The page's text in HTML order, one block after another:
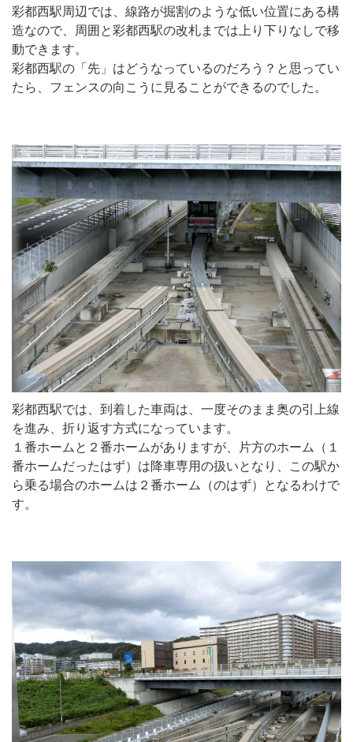
彩都西駅周辺では、線路が掘割のような低い位置にある構
造なので、周囲と彩都西駅の改札までは上り下りなしで移
動できます。
彩都西駅の「先」はどうなっているのだろう？と思ってい
たら、フェンスの向こうに見ることができるのでした。
彩都西駅では、到着した車両は、一度そのまま奥の引上線
を進み、折り返す方式になっています。
１番ホームと２番ホームがありますが、片方のホーム（１
番ホームだったはず）は降車専用の扱いとなり、この駅か
ら乗る場合のホームは２番ホーム（のはず）となるわけで
す。